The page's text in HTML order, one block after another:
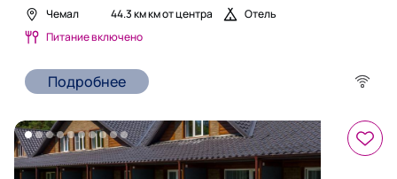
Чемал 44.3 кмкм от центра
Отель
Питание включено
Подробнее